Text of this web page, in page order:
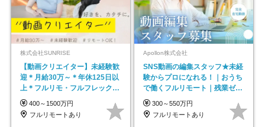
株式会社SUNRISE
【動画クリエイター】未経験歓
迎＊月給30万～＊年休125日以
上＊フルリモ・フルフレックス
◆10名の採用が決定◆
400～1500万円
フルリモートあり
Apollon株式会社
SNS動画の編集スタッフ★未経
験からプロになれる！｜おうち
で働くフルリモート｜残業ゼロ
で18時退勤◎
300～550万円
フルリモートあり